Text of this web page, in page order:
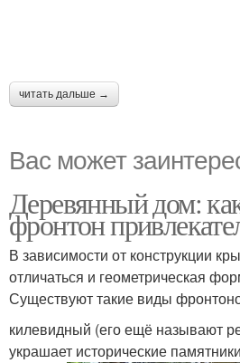
читать дальше →
Вас может
Деревянный дом:
фронтон
В зависимости от конструкции
отличаться и геометрическая
Существуют такие виды
килевидный (его ещё называют
украшает исторические